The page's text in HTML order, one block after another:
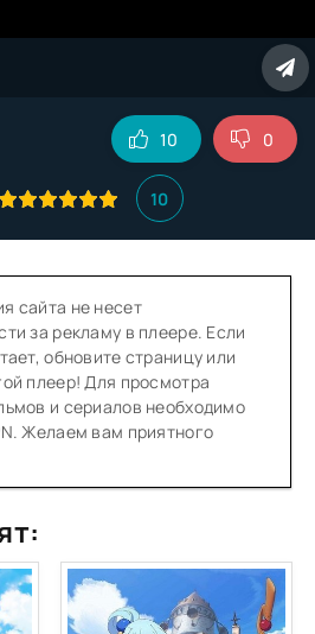
10
10 0
сайта не несет
за рекламу в плеере. Если
обновите страницу или
плеер! Для просмотра
и сериалов необходимо
Желаем вам приятного